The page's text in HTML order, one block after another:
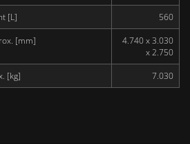
[L] 560
[mm]
4.740 x 3.030
x 2.750
[kg] 7.030